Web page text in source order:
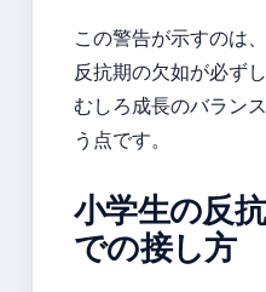
この警告が示すのは、
反抗期の欠如が必ず
むしろ成長のバラン
う点です。
小学生の反
での接し方